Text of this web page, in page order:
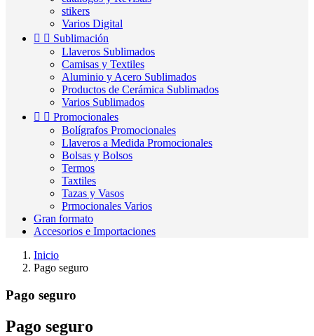
stikers
Varios Digital
  Sublimación
Llaveros Sublimados
Camisas y Textiles
Aluminio y Acero Sublimados
Productos de Cerámica Sublimados
Varios Sublimados
  Promocionales
Bolígrafos Promocionales
Llaveros a Medida Promocionales
Bolsas y Bolsos
Termos
Taxtiles
Tazas y Vasos
Prmocionales Varios
Gran formato
Accesorios e Importaciones
Inicio
Pago seguro
Pago seguro
Pago seguro